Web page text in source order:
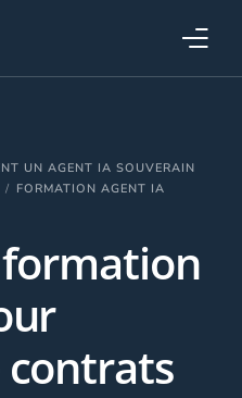
UN AGENT IA SOUVERAIN
FORMATION AGENT IA
formation
contrats